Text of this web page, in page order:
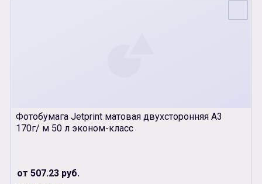
Фотобумага Jetprint матовая двухсторонняя А3
170г/ м 50 л эконом-класс
от 507.23 руб.